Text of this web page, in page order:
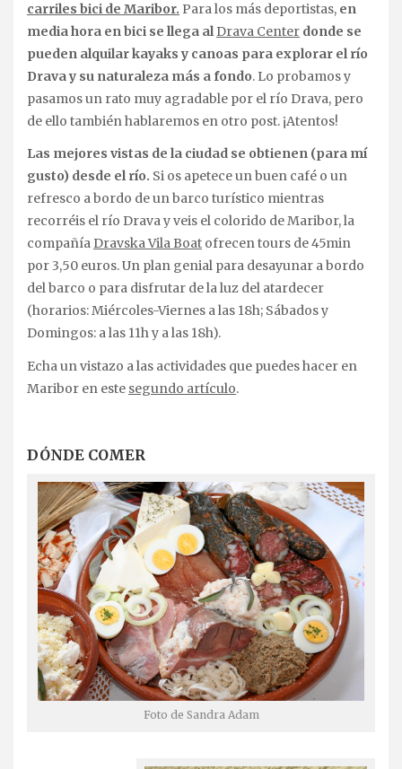
carriles bici de Maribor. Para los más deportistas, en
media hora en bici se llega al Drava Center donde se
pueden alquilar kayaks y canoas para explorar el río
Drava y su naturaleza más a fondo. Lo probamos y
pasamos un rato muy agradable por el río Drava, pero
de ello también hablaremos en otro post. ¡Atentos!
Las mejores vistas de la ciudad se obtienen (para mí
gusto) desde el río. Si os apetece un buen café o un
refresco a bordo de un barco turístico mientras
recorréis el río Drava y veis el colorido de Maribor, la
compañía Dravska Vila Boat ofrecen tours de 45min
por 3,50 euros. Un plan genial para desayunar a bordo
del barco o para disfrutar de la luz del atardecer
(horarios: Miércoles-Viernes a las 18h; Sábados y
Domingos: a las 11h y a las 18h).
Echa un vistazo a las actividades que puedes hacer en
Maribor en este segundo artículo.
DÓNDE COMER
Foto de Sandra Adam